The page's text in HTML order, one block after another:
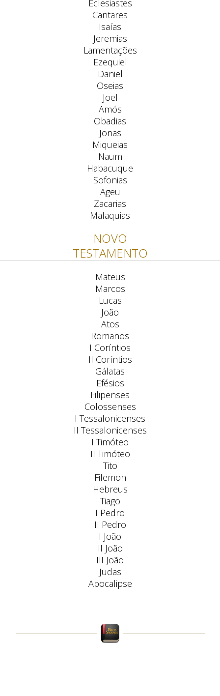
Eclesiastes
Cantares
Isaías
Jeremias
Lamentações
Ezequiel
Daniel
Oseias
Joel
Amós
Obadias
Jonas
Miqueias
Naum
Habacuque
Sofonias
Ageu
Zacarias
Malaquias
NOVO
TESTAMENTO
Mateus
Marcos
Lucas
João
Atos
Romanos
I Coríntios
II Coríntios
Gálatas
Efésios
Filipenses
Colossenses
I Tessalonicenses
II Tessalonicenses
I Timóteo
II Timóteo
Tito
Filemon
Hebreus
Tiago
I Pedro
II Pedro
I João
II João
III João
Judas
Apocalipse